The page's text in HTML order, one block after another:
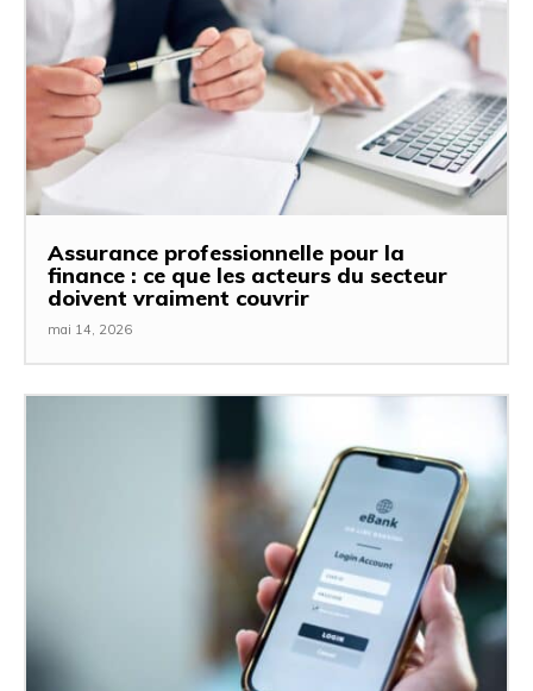
Assurance professionnelle pour la
finance : ce que les acteurs du secteur
doivent vraiment couvrir
mai 14, 2026